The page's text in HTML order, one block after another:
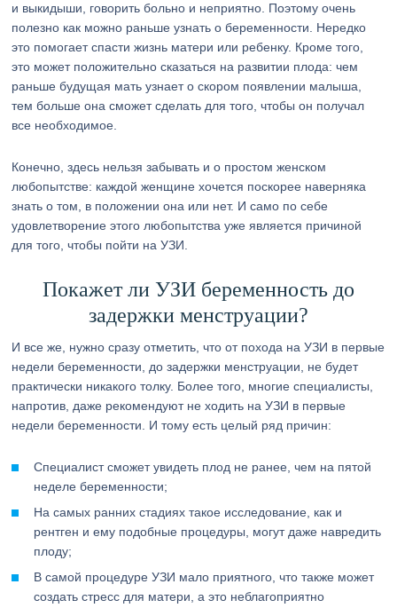
и выкидыши, говорить больно и неприятно. Поэтому очень
полезно как можно раньше узнать о беременности. Нередко
это помогает спасти жизнь матери или ребенку. Кроме того,
это может положительно сказаться на развитии плода: чем
раньше будущая мать узнает о скором появлении малыша,
тем больше она сможет сделать для того, чтобы он получал
все необходимое.
Конечно, здесь нельзя забывать и о простом женском
любопытстве: каждой женщине хочется поскорее наверняка
знать о том, в положении она или нет. И само по себе
удовлетворение этого любопытства уже является причиной
для того, чтобы пойти на УЗИ.
Покажет ли УЗИ беременность до
задержки менструации?
И все же, нужно сразу отметить, что от похода на УЗИ в первые
недели беременности, до задержки менструации, не будет
практически никакого толку. Более того, многие специалисты,
напротив, даже рекомендуют не ходить на УЗИ в первые
недели беременности. И тому есть целый ряд причин:
Специалист сможет увидеть плод не ранее, чем на пятой
неделе беременности;
На самых ранних стадиях такое исследование, как и
рентген и ему подобные процедуры, могут даже навредить
плоду;
В самой процедуре УЗИ мало приятного, что также может
создать стресс для матери, а это неблагоприятно